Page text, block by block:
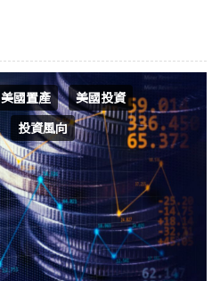
美國置產
美國投資
投資風向